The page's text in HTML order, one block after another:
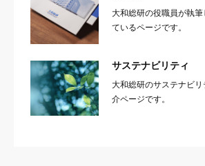
大和総研の役職員が執
ているページです。
サステナビリティ
大和総研のサステナビ
介ページです。